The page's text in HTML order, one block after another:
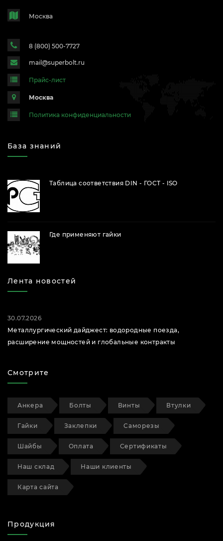
Москва
8 (800) 500-7727
mail@superbolt.ru
Прайс-лист
Москва
Политика конфиденциальности
База знаний
Таблица соответствия DIN - ГОСТ - ISO
Где применяют гайки
Лента новостей
30.07.2026
Металлургический дайджест: водородные поезда,
расширение мощностей и глобальные контракты
Смотрите
Анкера Болты Винты Втулки
Гайки Заклепки Саморезы
Шайбы Оплата Сертификаты
Наш склад Наши клиенты
Карта сайта
Продукция